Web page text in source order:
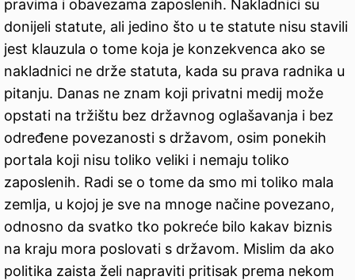
pravima i obavezama zaposlenih. Nakladnici su
donijeli statute, ali jedino što u te statute nisu stavili
jest klauzula o tome koja je konzekvenca ako se
nakladnici ne drže statuta, kada su prava radnika u
pitanju. Danas ne znam koji privatni medij može
opstati na tržištu bez državnog oglašavanja i bez
određene povezanosti s državom, osim ponekih
portala koji nisu toliko veliki i nemaju toliko
zaposlenih. Radi se o tome da smo mi toliko mala
zemlja, u kojoj je sve na mnoge načine povezano,
odnosno da svatko tko pokreće bilo kakav biznis
na kraju mora poslovati s državom. Mislim da ako
politika zaista želi napraviti pritisak prema nekom